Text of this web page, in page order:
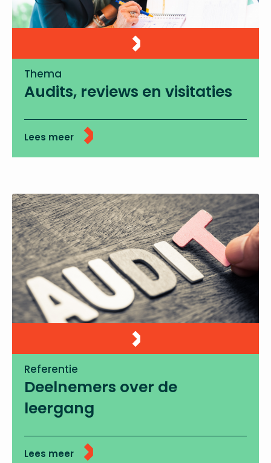
Thema
Audits, reviews en visitaties
Lees meer
Referentie
Deelnemers over de
leergang
Lees meer